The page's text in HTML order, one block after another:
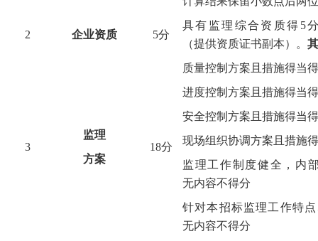
2 企业资质 5分
具有监理综合资质得 5
（提供资质证书副本）
。
3
监理
方案
18分
质量控制方案且措施得当得
进度控制方案且措施得当得
安全控制方案且措施得当得
现场组织协调方案且措施
监理工作制度健全，内
无内容不得分
针对本招标监理工作特
无内容不得分